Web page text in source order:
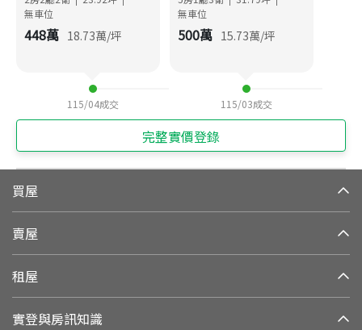
無車位
448萬 18.73萬/坪
115/04成交
無車位
500萬 15.73萬/坪
115/03成交
完整實價登錄
買屋
賣屋
租屋
實登與房訊知識